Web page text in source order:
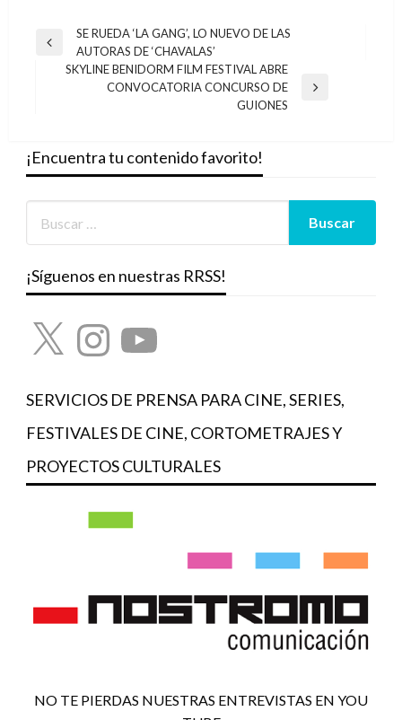
Navegación
Entrada
anterior
SE RUEDA ‘LA GANG’, LO NUEVO DE LAS
AUTORAS DE ‘CHAVALAS’
SKYLINE BENIDORM FILM FESTIVAL ABRE
CONVOCATORIA CONCURSO DE
GUIONES
¡Encuentra tu contenido favorito!
¡Síguenos en nuestras RRSS!
X InstagramYouTube
SERVICIOS DE PRENSA PARA CINE, SERIES,
FESTIVALES DE CINE, CORTOMETRAJES Y
PROYECTOS CULTURALES
NO TE PIERDAS NUESTRAS ENTREVISTAS EN YOU